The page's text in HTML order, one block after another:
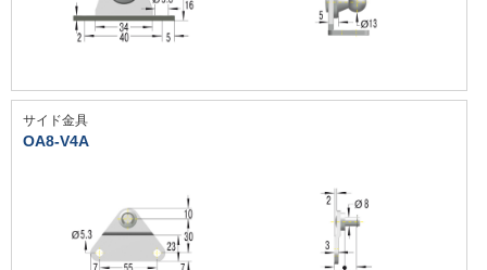
サイド金具
OA8-V4A